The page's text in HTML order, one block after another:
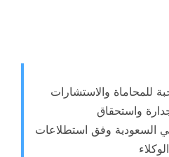
للمحاماة والاستشارات
واستحقاق
السعودية وفق استطلاعات